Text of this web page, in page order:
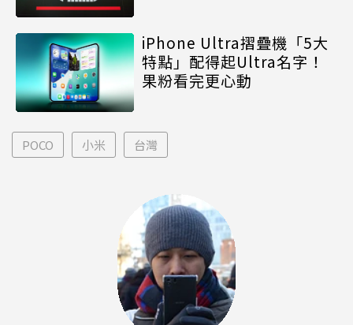
iPhone Ultra摺疊機「5大
特點」配得起Ultra名字！
果粉看完更心動
POCO 小米 台灣